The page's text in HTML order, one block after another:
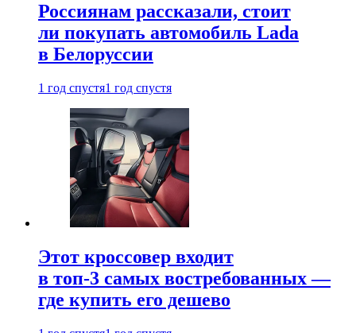
Россиянам рассказали, стоит
ли покупать автомобиль Lada
в Белоруссии
1 год спустя1 год спустя
Этот кроссовер входит
в топ-3 самых востребованных —
где купить его дешево